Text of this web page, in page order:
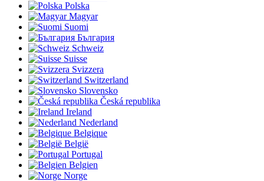
Polska
Magyar
Suomi
България
Schweiz
Suisse
Svizzera
Switzerland
Slovensko
Česká republika
Ireland
Nederland
Belgique
België
Portugal
Belgien
Norge